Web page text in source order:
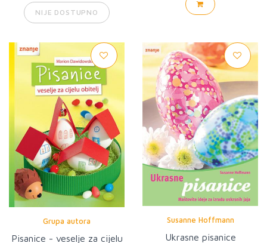
NIJE DOSTUPNO
Grupa autora
Pisanice - veselje za cijelu
Susanne Hoffmann
Ukrasne pisanice